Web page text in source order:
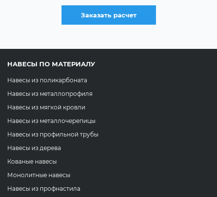
Заказать расчет
НАВЕСЫ ПО МАТЕРИАЛУ
Навесы из поликарбоната
Навесы из металлопрофиля
Навесы из мягкой кровли
Навесы из металлочерепицы
Навесы из профильной трубы
Навесы из дерева
Кованые навесы
Монолитные навесы
Навесы из профнастила